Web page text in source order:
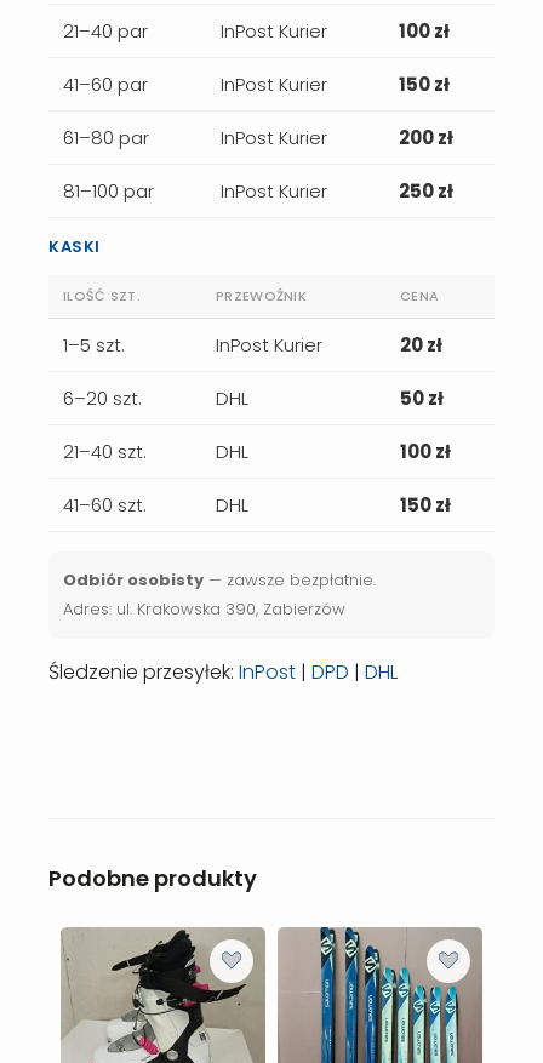
21–40 par InPost Kurier 100 zł
41–60 par InPost Kurier 150 zł
61–80 par InPost Kurier 200 zł
81–100 par InPost Kurier 250 zł
KASKI
ILOŚĆ SZT. PRZEWOŹNIK CENA
1–5 szt. InPost Kurier 20 zł
6–20 szt. DHL 50 zł
21–40 szt. DHL 100 zł
41–60 szt. DHL 150 zł
Odbiór osobisty — zawsze bezpłatnie.
Adres: ul. Krakowska 390, Zabierzów
Śledzenie przesyłek: InPost | DPD | DHL
Podobne produkty